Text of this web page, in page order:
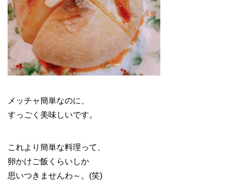
メッチャ簡単なのに、
すっごく美味しいです。
これより簡単な料理って、
卵かけご飯くらいしか
思いつきませんわ～。(笑)